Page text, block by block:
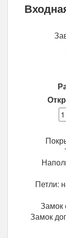
8
Петли:
Замок
Замок